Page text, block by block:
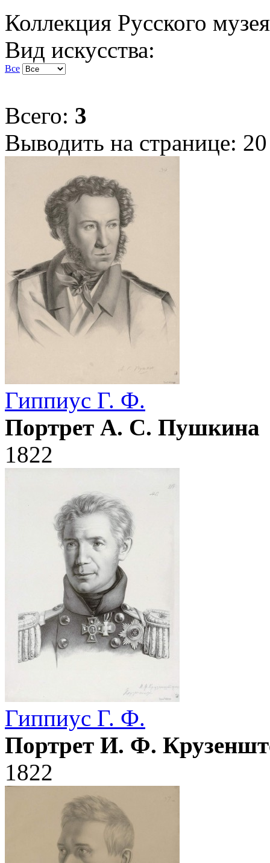
Коллекция Русского музея
Вид искусства:
Все
Всего: 3
Выводить на странице: 20
Гиппиус Г. Ф.
Портрет А. С. Пушкина
1822
Гиппиус Г. Ф.
Портрет И. Ф.
1822